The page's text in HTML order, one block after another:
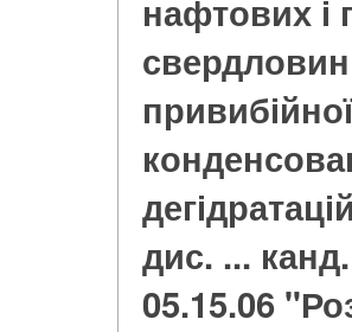
нафтових і
дис. ...
05.15.06